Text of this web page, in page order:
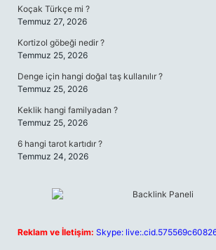
Koçak Türkçe mi ?
Temmuz 27, 2026
Kortizol göbeği nedir ?
Temmuz 25, 2026
Denge için hangi doğal taş kullanılır ?
Temmuz 25, 2026
Keklik hangi familyadan ?
Temmuz 25, 2026
6 hangi tarot kartıdır ?
Temmuz 24, 2026
Reklam ve İletişim: Skype: